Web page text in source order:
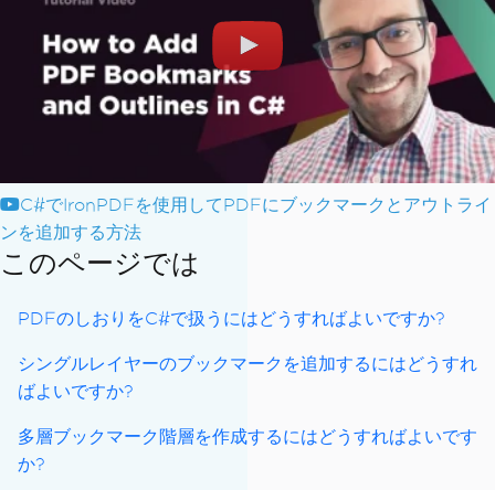
C#でIronPDFを使用してPDFにブックマークとアウトライ
ンを追加する方法
このページでは
PDFのしおりをC#で扱うにはどうすればよいですか?
シングルレイヤーのブックマークを追加するにはどうすれ
ばよいですか?
多層ブックマーク階層を作成するにはどうすればよいです
か?